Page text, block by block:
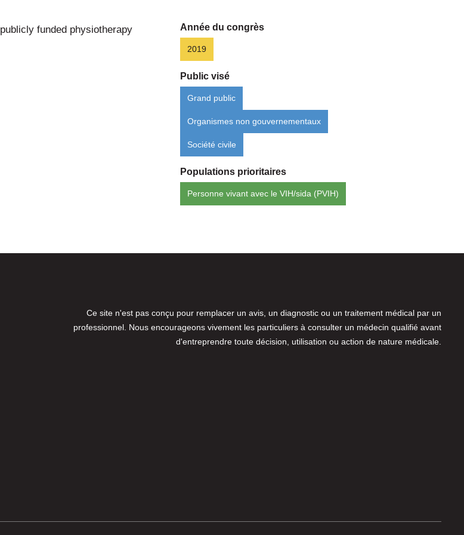
Année du congrès
2019
Public visé
Grand public
Organismes non gouvernementaux
Société civile
Populations prioritaires
Personne vivant avec le VIH/sida (PVIH)
funded physiotherapy
Ce site n'est pas conçu pour remplacer un avis, un diagnostic ou un traitement médical par un
professionnel. Nous encourageons vivement les particuliers à consulter un médecin qualifié avant
d'entreprendre toute décision, utilisation ou action de nature médicale.